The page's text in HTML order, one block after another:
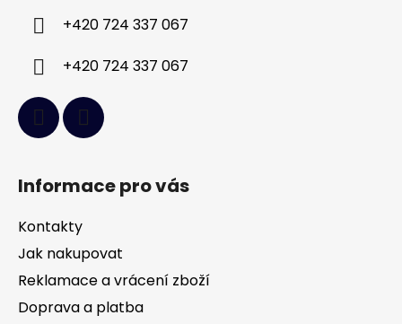
+420 724 337 067
+420 724 337 067
Informace pro vás
Kontakty
Jak nakupovat
Reklamace a vrácení zboží
Doprava a platba